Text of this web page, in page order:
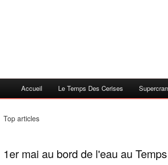
Accueil Le Temps Des Cerises
Top articles
1er mai au bord de l'eau au